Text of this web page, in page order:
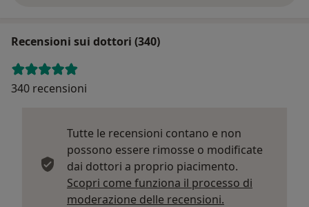
Recensioni sui dottori (340)
340 recensioni
Tutte le recensioni contano e non
possono essere rimosse o modificate
dai dottori a proprio piacimento.
Scopri come funziona il processo di
moderazione delle recensioni.